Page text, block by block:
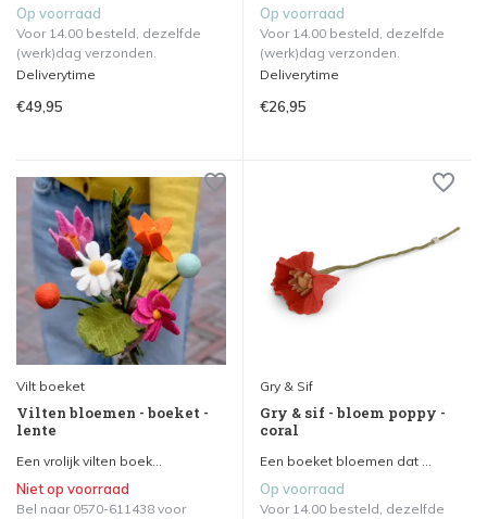
Op voorraad
Voor 14.00 besteld, dezelfde
(werk)dag verzonden.
Deliverytime
€49,95
Op voorraad
Voor 14.00 besteld, dezelfde
(werk)dag verzonden.
Deliverytime
€26,95
Vilt boeket
Vilten bloemen - boeket -
lente
Een vrolijk vilten boek...
Niet op voorraad
Bel naar 0570-611438 voor
Gry & Sif
Gry & sif - bloem poppy -
coral
Een boeket bloemen dat ...
Op voorraad
Voor 14.00 besteld, dezelfde